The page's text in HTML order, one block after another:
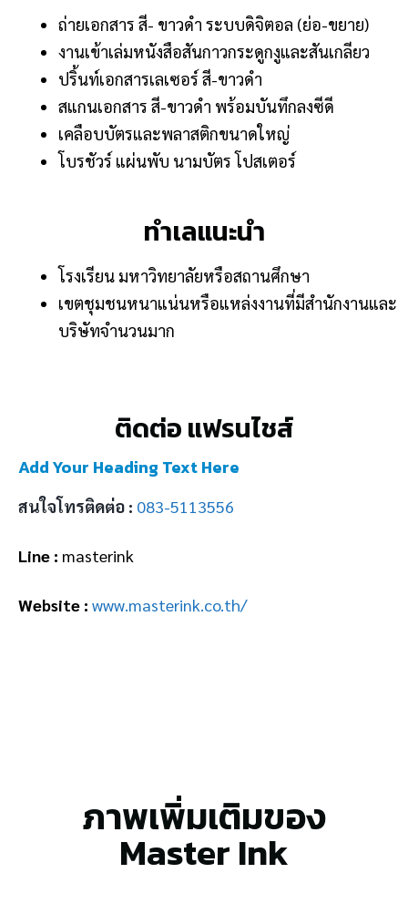
ถ่ายเอกสาร สี- ขาวดำ ระบบดิจิตอล (ย่อ-ขยาย)
งานเข้าเล่มหนังสือสันกาวกระดูกงูและสันเกลียว
ปริ้นท์เอกสารเลเซอร์ สี-ขาวดำ
สแกนเอกสาร สี-ขาวดำ พร้อมบันทึกลงซีดี
เคลือบบัตรและพลาสติกขนาดใหญ่
โบรชัวร์ แผ่นพับ นามบัตร โปสเตอร์
ทำเลแนะนำ
โรงเรียน มหาวิทยาลัยหรือสถานศึกษา
เขตชุมชนหนาแน่นหรือแหล่งงานที่มีสำนักงานและ
บริษัทจำนวนมาก
ติดต่อ แฟรนไชส์
Add Your Heading Text Here
สนใจโทรติดต่อ : 083-5113556
Line : masterink
Website : www.masterink.co.th/
ภาพเพิ่มเติมของ
Master Ink